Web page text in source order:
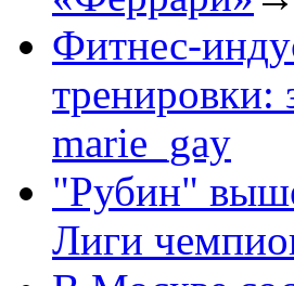
Фитнес-
тренировки:
marie_gay
"Рубин"
Лиги